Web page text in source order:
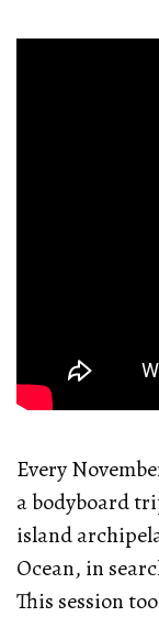
Every
a bodyboard
island
Ocean, in
This session